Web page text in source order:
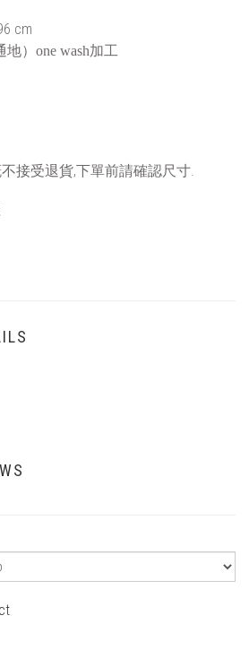
cm
） one wash加工
接受退貨,下單前請確認尺寸.